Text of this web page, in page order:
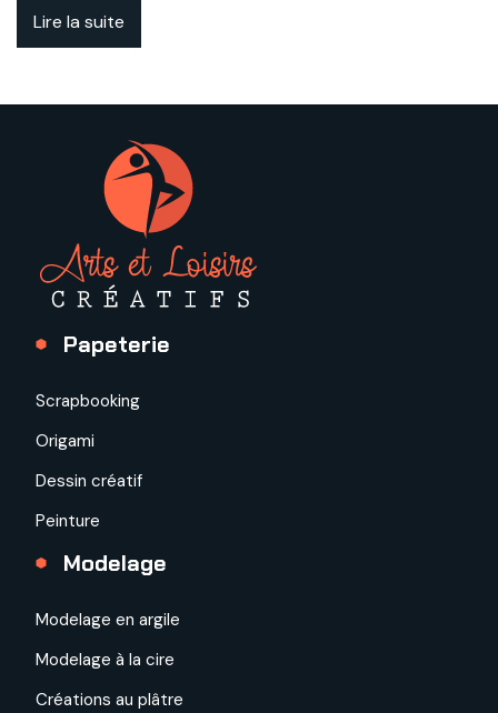
Lire la suite
Papeterie
Scrapbooking
Origami
Dessin créatif
Peinture
Modelage
Modelage en argile
Modelage à la cire
Créations au plâtre